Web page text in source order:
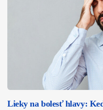
Lieky na bolesť hlavy: